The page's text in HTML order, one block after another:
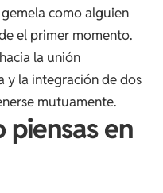
como alguien
el primer momento.
la unión
y la integración de dos
mutuamente.
piensas en